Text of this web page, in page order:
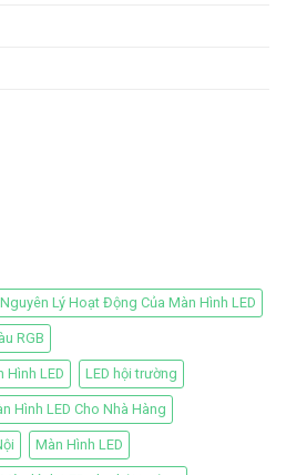
Lý Hoạt Động Của Màn Hình LED
RGB
Hình LED LED hội trường
Hình LED Cho Nhà Hàng
Màn Hình LED